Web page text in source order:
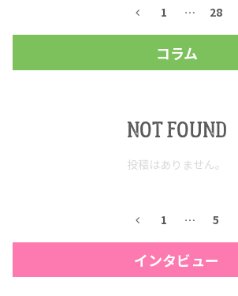
1 … 28
コラム
NOT FOUND
投稿はありません。
1 … 5
インタビュー